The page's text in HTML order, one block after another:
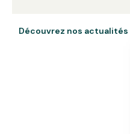
Découvrez nos actualités